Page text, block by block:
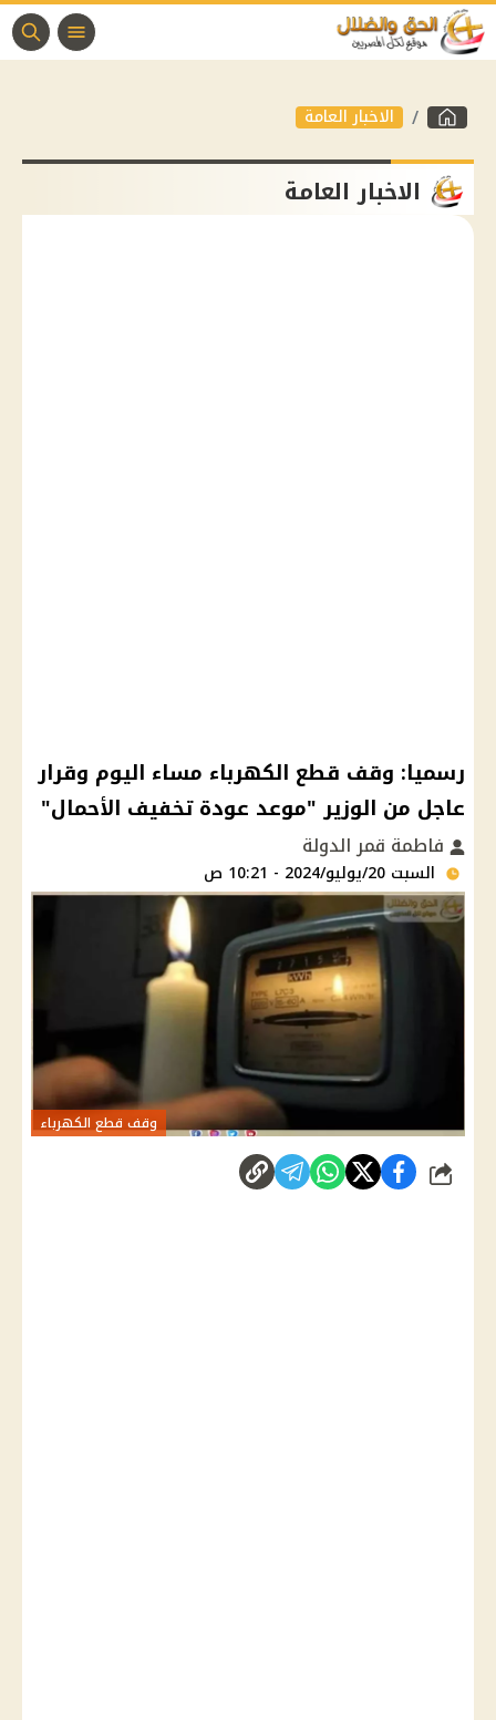
الاخبار العامة
الاخبار العامة
رسميا: وقف قطع الكهرباء مساء اليوم وقرار
عاجل من الوزير "موعد عودة تخفيف الأحمال"
فاطمة قمر الدولة
السبت 20/يوليو/2024 - 10:21 ص
وقف قطع الكهرباء
شارك